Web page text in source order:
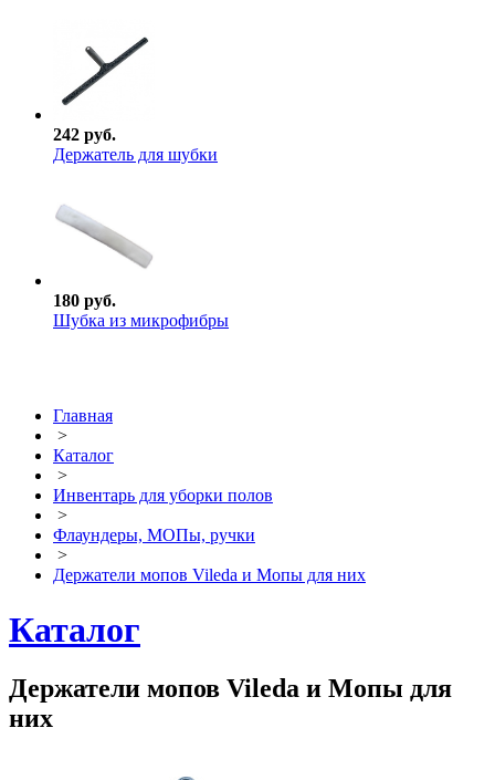
242 руб.
Держатель для шубки
180 руб.
Шубка из микрофибры
Главная
>
Каталог
>
Инвентарь для уборки полов
>
Флаундеры, МОПы, ручки
>
Держатели мопов Vileda и Мопы для них
Каталог
Держатели мопов Vileda и Мопы для
них